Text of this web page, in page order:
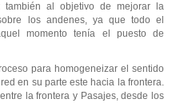
al objetivo de mejorar la
los andenes, ya que todo el
momento tenía el puesto de
para homogeneizar el sentido
en su parte este hacia la frontera.
la frontera y Pasajes, desde los